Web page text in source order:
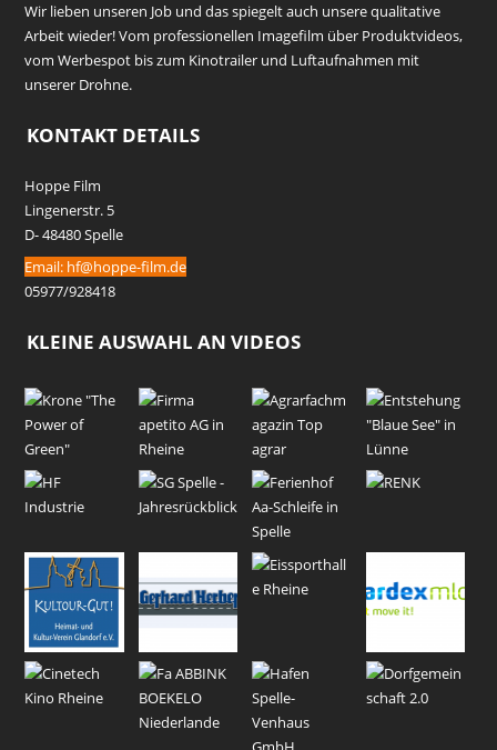
Wir lieben unseren Job und das spiegelt auch unsere qualitative
Arbeit wieder! Vom professionellen Imagefilm über Produktvideos,
vom Werbespot bis zum Kinotrailer und Luftaufnahmen mit
unserer Drohne.
KONTAKT DETAILS
Hoppe Film
Lingenerstr. 5
D- 48480 Spelle
Email: hf@hoppe-film.de
05977/928418
KLEINE AUSWAHL AN VIDEOS